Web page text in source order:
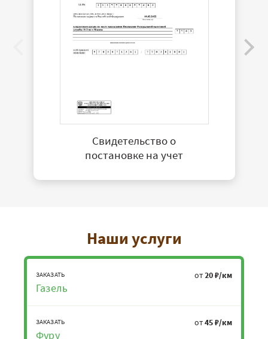
Свидетельство о
постановке на учет
Наши услуги
ЗАКАЗАТЬ
Газель
от20 ₽/км
ЗАКАЗАТЬ
Фуру
от45 ₽/км